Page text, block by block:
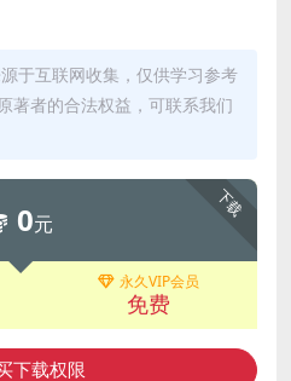
于互联网收集，仅供学习参考
著者的合法权益，可联系我们
下载
0元
永久VIP会员
免费
下载权限